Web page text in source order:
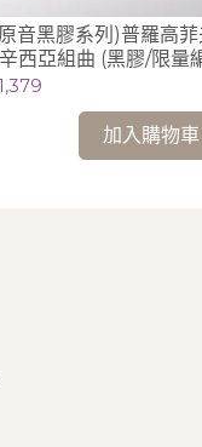
音黑膠系列)普羅高
西亞組曲 (黑膠/限量
Abbado (指揮) 芝
加入購物車